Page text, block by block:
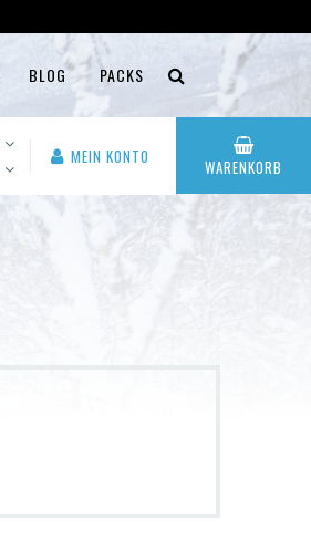
BLOG PACKS
MEIN KONTO WARENKORB